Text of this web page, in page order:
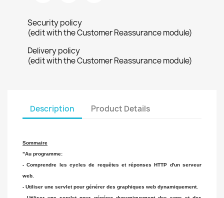
Security policy
(edit with the Customer Reassurance module)
Delivery policy
(edit with the Customer Reassurance module)
Description Product Details
Sommaire
"Au programme:
- Comprendre les cycles de requêtes et réponses HTTP d'un serveur
web.
- Utiliser une servlet pour générer des graphiques web dynamiquement.